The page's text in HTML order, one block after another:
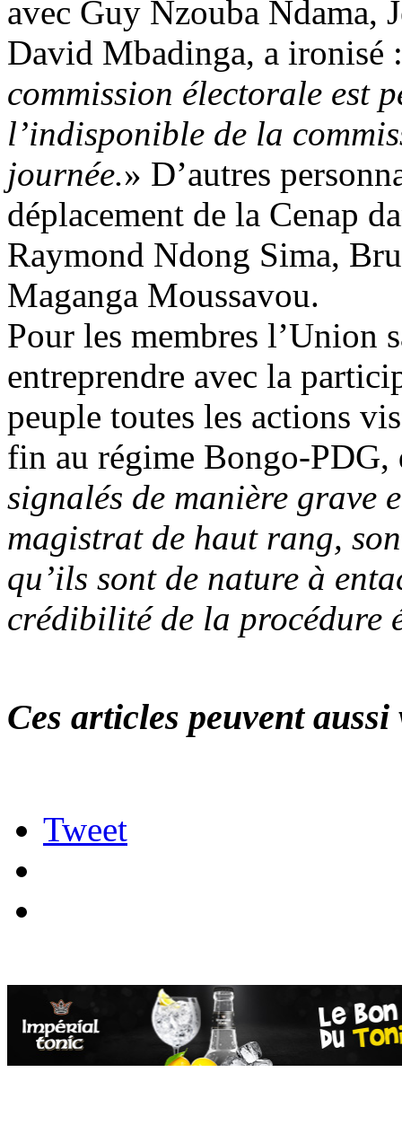
avec Guy Nzouba Ndama,
David Mbadinga, a ironisé
commission électorale est
l’indisponible de la
journée.» D’autres
déplacement de la Cenap
Raymond Ndong Sima,
Maganga Moussavou.
Pour les membres l’Union
entreprendre avec la
peuple toutes les actions
fin au régime Bongo-
signalés de manière grave
magistrat de haut rang,
qu’ils sont de nature à
crédibilité de la procédure
Ces articles peuvent
Tweet